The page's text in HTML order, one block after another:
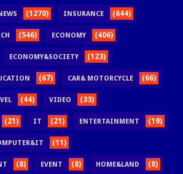
(1270) INSURANCE (644)
(546) ECONOMY (406)
ECONOMY&SOCIETY (123)
(67) CAR& MOTORCYCLE (66)
(44) VIDEO (33)
(21) IT (21) ENTERTAINMENT (19)
(11)
(8) EVENT (8) HOME&LAND (8)